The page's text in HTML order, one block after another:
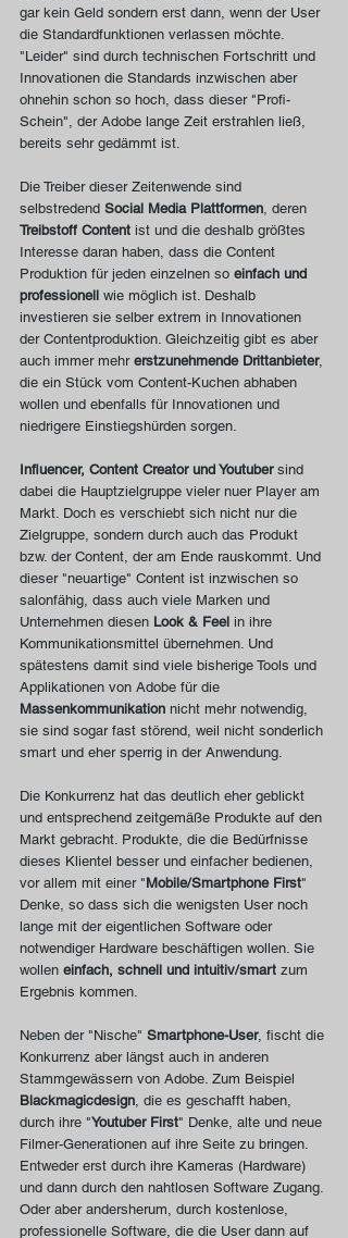
gar kein Geld sondern erst dann, wenn der User
die Standardfunktionen verlassen möchte.
"Leider" sind durch technischen Fortschritt und
Innovationen die Standards inzwischen aber
ohnehin schon so hoch, dass dieser "Profi-
Schein", der Adobe lange Zeit erstrahlen ließ,
bereits sehr gedämmt ist.
Die Treiber dieser Zeitenwende sind
selbstredend Social Media Plattformen , deren
Treibstoff Content ist und die deshalb größtes
Interesse daran haben, dass die Content
Produktion für jeden einzelnen so einfach und
professionell wie möglich ist. Deshalb
investieren sie selber extrem in Innovationen
der Contentproduktion. Gleichzeitig gibt es aber
auch immer mehr erstzunehmende Drittanbieter,
die ein Stück vom Content-Kuchen abhaben
wollen und ebenfalls für Innovationen und
niedrigere Einstiegshürden sorgen.
Influencer, Content Creator und Youtuber sind
dabei die Hauptzielgruppe vieler nuer Player am
Markt. Doch es verschiebt sich nicht nur die
Zielgruppe, sondern durch auch das Produkt
bzw. der Content, der am Ende rauskommt. Und
dieser "neuartige" Content ist inzwischen so
salonfähig, dass auch viele Marken und
Unternehmen diesen Look & Feel in ihre
Kommunikationsmittel übernehmen. Und
spätestens damit sind viele bisherige Tools und
Applikationen von Adobe für die
Massenkommunikation nicht mehr notwendig,
sie sind sogar fast störend, weil nicht sonderlich
smart und eher sperrig in der Anwendung.
Die Konkurrenz hat das deutlich eher geblickt
und entsprechend zeitgemäße Produkte auf den
Markt gebracht. Produkte, die die Bedürfnisse
dieses Klientel besser und einfacher bedienen,
vor allem mit einer "Mobile/Smartphone First"
Denke, so dass sich die wenigsten User noch
lange mit der eigentlichen Software oder
notwendiger Hardware beschäftigen wollen. Sie
wollen einfach, schnell und intuitiv/smart zum
Ergebnis kommen.
Neben der "Nische" Smartphone-User, fischt die
Konkurrenz aber längst auch in anderen
Stammgewässern von Adobe. Zum Beispiel
Blackmagicdesign , die es geschafft haben,
durch ihre "Youtuber First" Denke, alte und neue
Filmer-Generationen auf ihre Seite zu bringen.
Entweder erst durch ihre Kameras (Hardware)
und dann durch den nahtlosen Software Zugang.
Oder aber andersherum, durch kostenlose,
professionelle Software, die die User dann auf